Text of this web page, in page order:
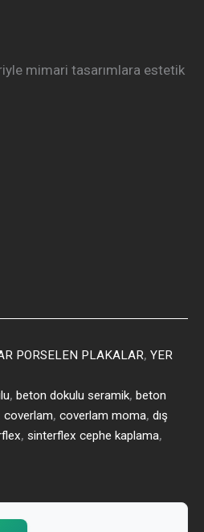
mimari tasarımlara estetik
PORSELEN PLAKALAR,YER
,beton dokulu seramik,beton
coverlam,coverlam moma,dış
,sinterflex cephe kaplama,